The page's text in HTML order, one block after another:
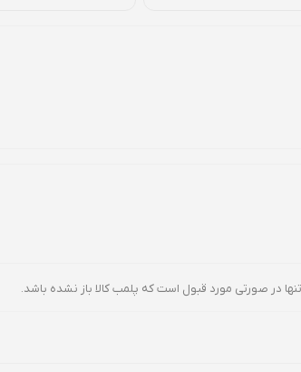
در صورتی مورد قبول است که پلمب کالا باز نشده باشد.